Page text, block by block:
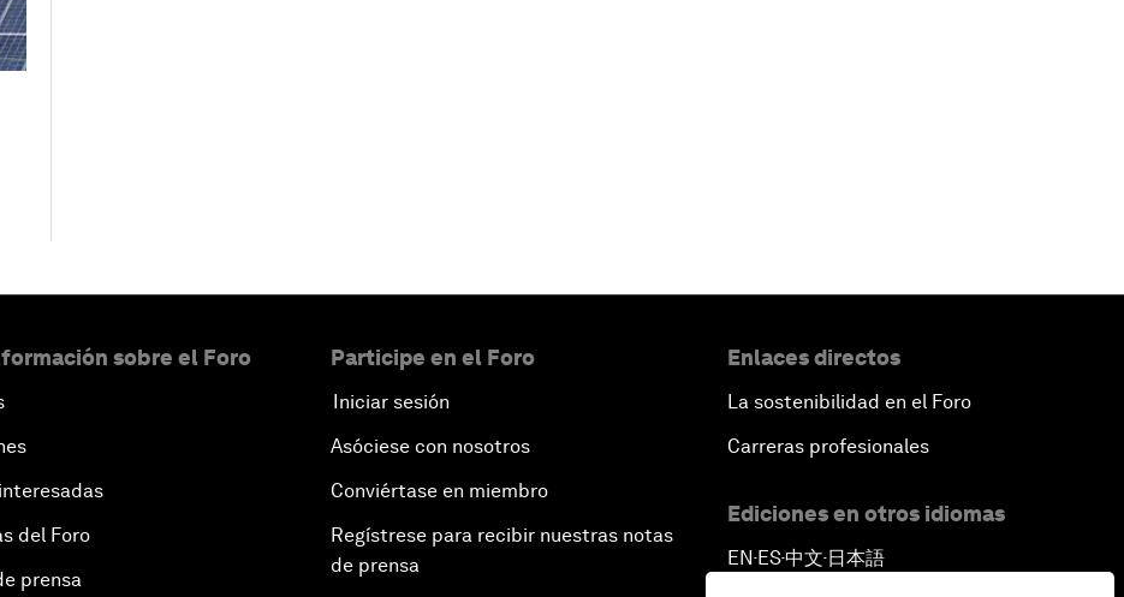
sobre el Foro
del Foro
prensa
Participe en el Foro
Iniciar sesión
Asóciese con nosotros
Conviértase en miembro
Regístrese para recibir nuestras notas
de prensa
Enlaces directos
La sostenibilidad en el Foro
Carreras profesionales
Ediciones en otros idiomas
EN ▪ES▪中文▪ 日本語